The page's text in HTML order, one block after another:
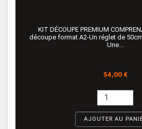
KIT DÉCOUPE PREMIUM
découpe format A2-Un réglet de
Une...
Prix
54,00 €
AJOUTER AU